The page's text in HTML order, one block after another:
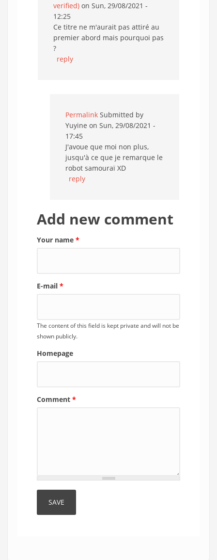
verified) on Sun, 29/08/2021 -
12:25
Ce titre ne m'aurait pas attiré au
premier abord mais pourquoi pas
?
reply
Permalink Submitted by
Yuyine on Sun, 29/08/2021 -
17:45
J'avoue que moi non plus,
jusqu'à ce que je remarque le
robot samouraï XD
reply
Add new comment
Your name *
E-mail *
The content of this field is kept private and will not be
shown publicly.
Homepage
Comment *